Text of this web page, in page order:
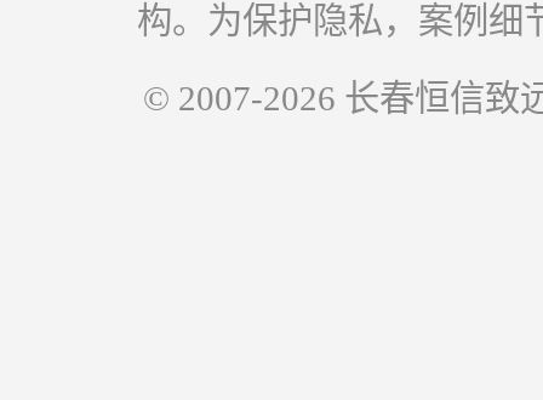
构。为保护隐私，案例细
© 2007-2026 长春恒信致